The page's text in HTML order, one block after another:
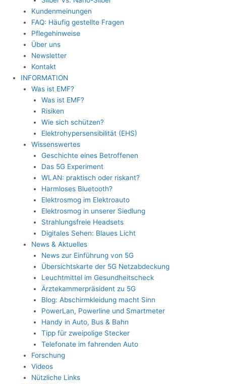
Kundenmeinungen
FAQ: Häufig gestellte Fragen
Pflegehinweise
Über uns
Newsletter
Kontakt
INFORMATION
Was ist EMF?
Was ist EMF?
Risiken
Wie sich schützen?
Elektrohypersensibilität (EHS)
Wissenswertes
Geschichte eines Betroffenen
Das 5G Experiment
WLAN: praktisch oder riskant?
Harmloses Bluetooth?
Elektrosmog im Elektroauto
Elektrosmog in unserer Siedlung
Strahlungsfreie Headsets
Digitales Sehen: Blaues Licht
News & Aktuelles
News zur Einführung von 5G
Übersichtskarte der 5G Netzabdeckung
Leuchtmittel im Gesundheitscheck
Ärztekammerpräsident zu 5G
Blog: Abschirmkleidung macht Sinn
PowerLan, Powerline und Smartmeter
Handy in Auto, Bus & Bahn
Tipp für zweipolige Stecker
Telefonate im fahrenden Auto
Forschung
Videos
Nützliche Links